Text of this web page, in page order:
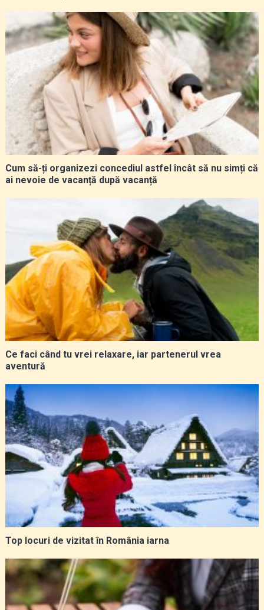
Cum să-ți organizezi concediul astfel încât să nu simți că
ai nevoie de vacanță după vacanță
Ce faci când tu vrei relaxare, iar partenerul vrea
aventură
Top locuri de vizitat în România iarna